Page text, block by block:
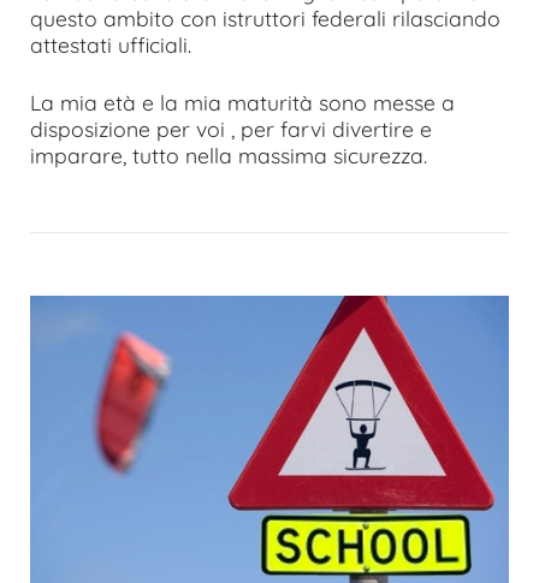
questo ambito con istruttori federali rilasciando
attestati ufficiali.
La mia età e la mia maturità sono messe a
disposizione per voi , per farvi divertire e
imparare, tutto nella massima sicurezza.